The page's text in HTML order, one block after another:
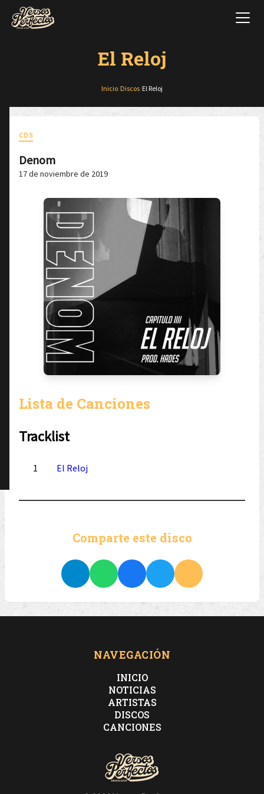
El Reloj
Inicio Discos El Reloj
CDS
Denom
17 de noviembre de 2019
Lista de Canciones
Tracklist
1 El Reloj
Comparte este disco
NAVEGACIÓN
INICIO
NOTICIAS
ARTISTAS
DISCOS
CANCIONES